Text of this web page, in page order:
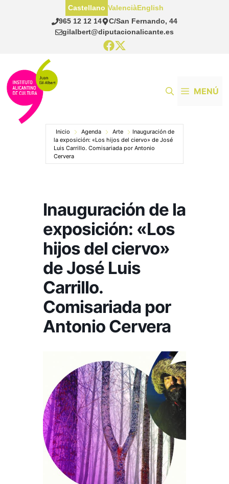
965 12 12 14
C/San Fernando, 44
gilalbert@diputacionalicante.es
Castellano ValenciàEnglish
MENÚ
Inicio Agenda Arte
Inauguración de
la exposición: «Los hijos del ciervo» de José
Luis Carrillo. Comisariada por Antonio
Cervera
Inauguración de la
exposición: «Los
hijos del ciervo»
de José Luis
Carrillo.
Comisariada por
Antonio Cervera